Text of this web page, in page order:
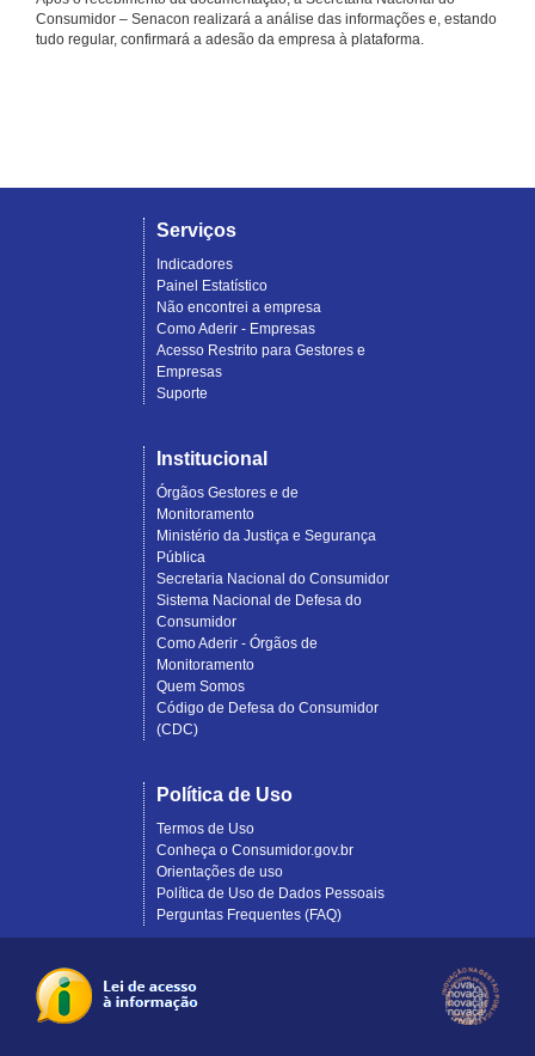
Consumidor – Senacon realizará a análise das informações e, estando
tudo regular, confirmará a adesão da empresa à plataforma.
Serviços
Indicadores
Painel Estatístico
Não encontrei a empresa
Como Aderir - Empresas
Acesso Restrito para Gestores e
Empresas
Suporte
Institucional
Órgãos Gestores e de
Monitoramento
Ministério da Justiça e Segurança
Pública
Secretaria Nacional do Consumidor
Sistema Nacional de Defesa do
Consumidor
Como Aderir - Órgãos de
Monitoramento
Quem Somos
Código de Defesa do Consumidor
(CDC)
Política de Uso
Termos de Uso
Conheça o Consumidor.gov.br
Orientações de uso
Política de Uso de Dados Pessoais
Perguntas Frequentes (FAQ)